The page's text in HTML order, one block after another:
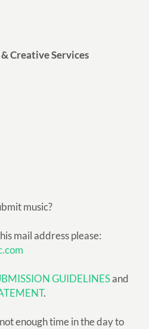
Creative Services
music?
mail address please:
GUIDELINESand
.
enough time in the day to